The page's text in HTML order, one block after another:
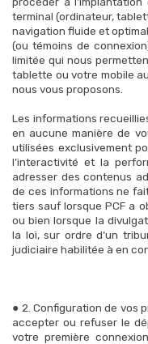
terminal (ordinateur,
navigation fluide et
(ou témoins de
limitée qui nous
tablette ou votre mobile
nous vous proposons.
Les informations
en aucune manière de
utilisées exclusivement
l’interactivité et la
adresser des contenus
de ces informations ne
tiers sauf lorsque PCF a
ou bien lorsque la
la loi, sur ordre d’un
judiciaire habilitée à en
● 2. Configuration de vos
accepter ou refuser le
votre première